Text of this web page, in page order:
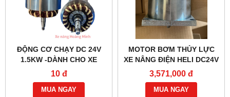
ĐỘNG CƠ CHẠY DC 24V
1.5KW -DÀNH CHO XE
NÂNG ĐIỆN HELI CBD30-
470 BỀN BỈ
10 đ
MUA NGAY
MOTOR BƠM THỦY LỰC
XE NÂNG ĐIỆN HELI DC24V
1.2KW- YC2412
3,571,000 đ
MUA NGAY